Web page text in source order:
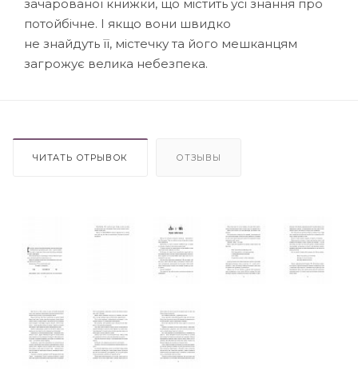
зачарованої книжки, що містить усі знання про
потойбічне. І якщо вони швидко
не знайдуть її, містечку та його мешканцям
загрожує велика небезпека.
ЧИТАТЬ ОТРЫВОК ОТЗЫВЫ